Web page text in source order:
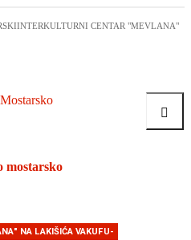
INTERKULTURNI CENTAR "MEVLANA"
Traži
NA LAKIŠIĆA VAKUFU-